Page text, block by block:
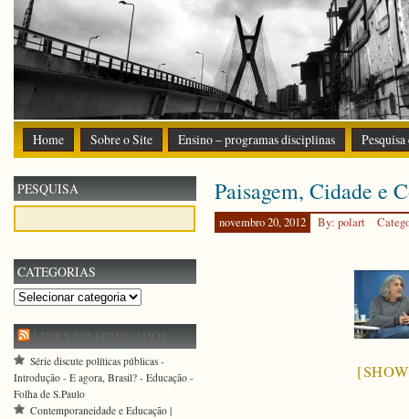
Home Sobre o Site Ensino – programas disciplinas
Paisagem, Cidade e
novembro 20, 2012 By: polart
PESQUISA
CATEGORIAS
Categorias
LINKS SELECIONADOS
Série discute políticas públicas -
Introdução - E agora, Brasil? - Educação -
Folha de S.Paulo
Contemporaneidade e Educação |